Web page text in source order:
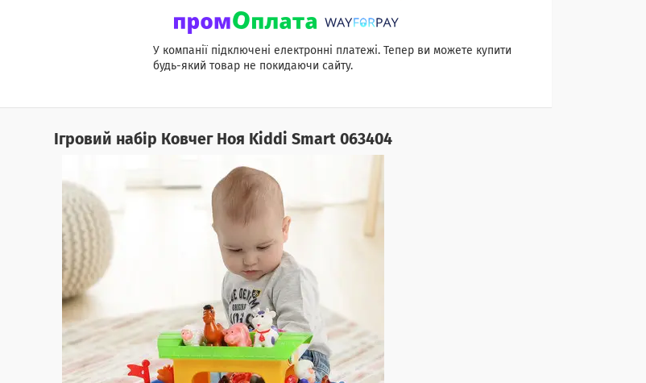
У компанії підключені електронні платежі. Тепер ви можете купити
будь-який товар не покидаючи сайту.
Ігровий набір Ковчег Ноя Kiddi Smart 063404